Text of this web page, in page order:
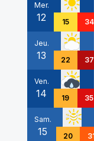
Mer.
12 15 34
Jeu.
13 22 37
Ven.
14 19 35
Sam.
15 20